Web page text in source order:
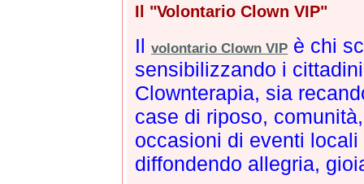
Il "Volontario Clown VIP"
Il volontario Clown VIP è chi
sensibilizzando i
Clownterapia, sia
case di riposo,
occasioni di eventi
diffondendo allegria,